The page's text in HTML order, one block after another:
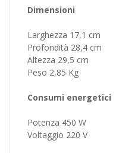
Dimensioni
Larghezza 17,1 cm
Profondità 28,4 cm
Altezza 29,5 cm
Peso 2,85 Kg
Consumi energetici
Potenza 450 W
Voltaggio 220 V